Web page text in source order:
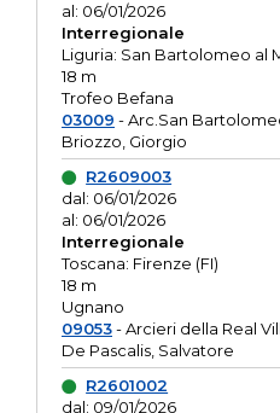
al: 06/01/2026
Interregionale
Liguria: San Bartolomeo al
18 m
Trofeo Befana
03009 - Arc.San
Briozzo, Giorgio
R2609003
dal: 06/01/2026
al: 06/01/2026
Interregionale
Toscana: Firenze (FI)
18 m
Ugnano
09053- Arcieri della Real
De Pascalis, Salvatore
R2601002
dal: 09/01/2026